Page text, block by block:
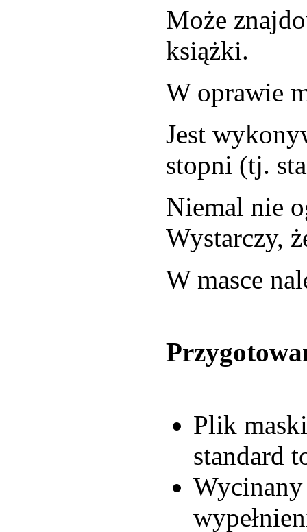
Może
książki.
W oprawie
Jest
stopni (tj.
Niemal nie
Wystarczy,
W masce
Plik
standard